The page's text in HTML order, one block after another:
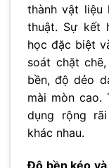
thành vật liệu
thuật. Sự kết
học đặc biệt
soát chặt
bền, độ dẻo
mài mòn
dụng rộng
khác nhau.